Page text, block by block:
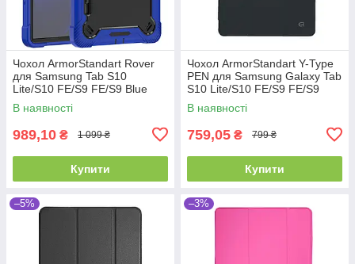
Чохол ArmorStandart Rover
для Samsung Tab S10
Lite/S10 FE/S9 FE/S9 Blue
(ARM84971)
В наявності
989,10 ₴ 1 099 ₴
Купити
Чохол ArmorStandart Y-Type
PEN для Samsung Galaxy Tab
S10 Lite/S10 FE/S9 FE/S9
Black (ARM85518)
В наявності
759,05 ₴ 799 ₴
Купити
–5% –3%